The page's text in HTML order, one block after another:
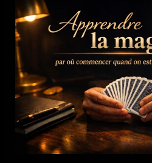
vérité
(sans
bullshit)